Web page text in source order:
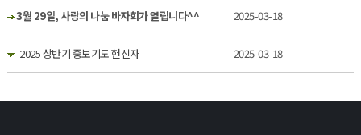
3월 29일, 사랑의 나눔 바자회가 열립니다^^ 2025-03-18
2025 상반기 중보기도 헌신자 2025-03-18